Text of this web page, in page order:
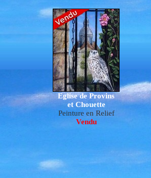
Eglise de Provins
et Chouette
Peinture en Relief
Vendu